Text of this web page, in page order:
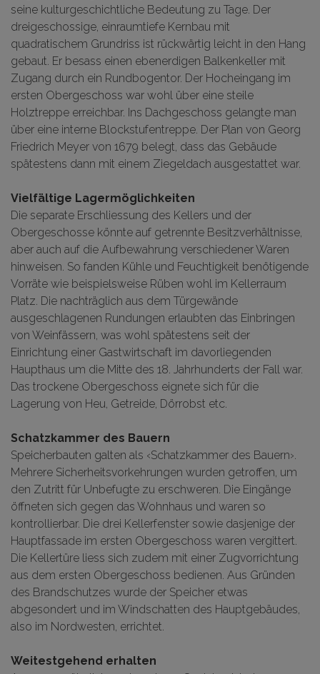
seine kulturgeschichtliche Bedeutung zu Tage. Der
dreigeschossige, einraumtiefe Kernbau mit
quadratischem Grundriss ist rückwärtig leicht in den Hang
gebaut. Er besass einen ebenerdigen Balkenkeller mit
Zugang durch ein Rundbogentor. Der Hocheingang im
ersten Obergeschoss war wohl über eine steile
Holztreppe erreichbar. Ins Dachgeschoss gelangte man
über eine interne Blockstufentreppe. Der Plan von Georg
Friedrich Meyer von 1679 belegt, dass das Gebäude
spätestens dann mit einem Ziegeldach ausgestattet war.
Vielfältige Lagermöglichkeiten
Die separate Erschliessung des Kellers und der
Obergeschosse könnte auf getrennte Besitzverhältnisse,
aber auch auf die Aufbewahrung verschiedener Waren
hinweisen. So fanden Kühle und Feuchtigkeit benötigende
Vorräte wie beispielsweise Rüben wohl im Kellerraum
Platz. Die nachträglich aus dem Türgewände
ausgeschlagenen Rundungen erlaubten das Einbringen
von Weinfässern, was wohl spätestens seit der
Einrichtung einer Gastwirtschaft im davorliegenden
Haupthaus um die Mitte des 18. Jahrhunderts der Fall war.
Das trockene Obergeschoss eignete sich für die
Lagerung von Heu, Getreide, Dörrobst etc.
Schatzkammer des Bauern
Speicherbauten galten als ‹Schatzkammer des Bauern›.
Mehrere Sicherheitsvorkehrungen wurden getroffen, um
den Zutritt für Unbefugte zu erschweren. Die Eingänge
öffneten sich gegen das Wohnhaus und waren so
kontrollierbar. Die drei Kellerfenster sowie dasjenige der
Hauptfassade im ersten Obergeschoss waren vergittert.
Die Kellertüre liess sich zudem mit einer Zugvorrichtung
aus dem ersten Obergeschoss bedienen. Aus Gründen
des Brandschutzes wurde der Speicher etwas
abgesondert und im Windschatten des Hauptgebäudes,
also im Nordwesten, errichtet.
Weitestgehend erhalten